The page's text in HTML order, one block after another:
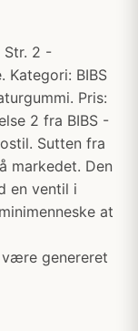
Str. 2 -
Kategori: BIBS
Pris:
2 fra BIBS -
Sutten fra
markedet. Den
en ventil i
at
genereret